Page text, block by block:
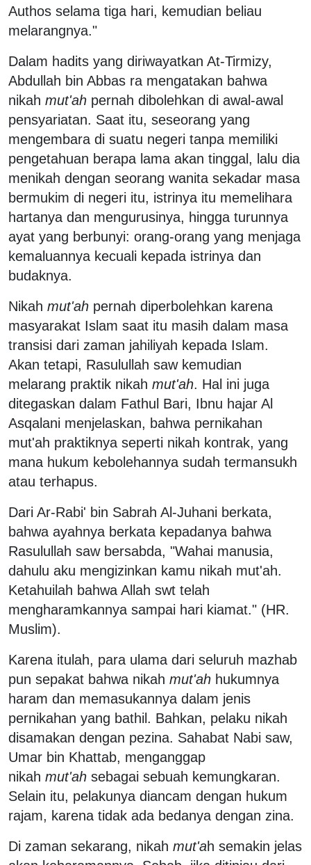
Authos selama tiga hari, kemudian beliau
melarangnya."
Dalam hadits yang diriwayatkan At-Tirmizy,
Abdullah bin Abbas ra mengatakan bahwa
nikah mut'ah pernah dibolehkan di awal-awal
pensyariatan. Saat itu, seseorang yang
mengembara di suatu negeri tanpa memiliki
pengetahuan berapa lama akan tinggal, lalu dia
menikah dengan seorang wanita sekadar masa
bermukim di negeri itu, istrinya itu memelihara
hartanya dan mengurusinya, hingga turunnya
ayat yang berbunyi: orang-orang yang menjaga
kemaluannya kecuali kepada istrinya dan
budaknya.
Nikah mut'ah pernah diperbolehkan karena
masyarakat Islam saat itu masih dalam masa
transisi dari zaman jahiliyah kepada Islam.
Akan tetapi, Rasulullah saw kemudian
melarang praktik nikah mut'ah. Hal ini juga
ditegaskan dalam Fathul Bari, Ibnu hajar Al
Asqalani menjelaskan, bahwa pernikahan
mut'ah praktiknya seperti nikah kontrak, yang
mana hukum kebolehannya sudah termansukh
atau terhapus.
Dari Ar-Rabi' bin Sabrah Al-Juhani berkata,
bahwa ayahnya berkata kepadanya bahwa
Rasulullah saw bersabda, "Wahai manusia,
dahulu aku mengizinkan kamu nikah mut'ah.
Ketahuilah bahwa Allah swt telah
mengharamkannya sampai hari kiamat." (HR.
Muslim).
Karena itulah, para ulama dari seluruh mazhab
pun sepakat bahwa nikah mut'ah hukumnya
haram dan memasukannya dalam jenis
pernikahan yang bathil. Bahkan, pelaku nikah
disamakan dengan pezina. Sahabat Nabi saw,
Umar bin Khattab, menganggap
nikah mut'ah sebagai sebuah kemungkaran.
Selain itu, pelakunya diancam dengan hukum
rajam, karena tidak ada bedanya dengan zina.
Di zaman sekarang, nikah mut'ah semakin jelas